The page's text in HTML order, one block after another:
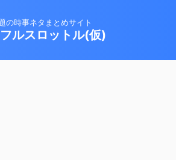
の時事ネタまとめサイト
ルスロットル(仮)